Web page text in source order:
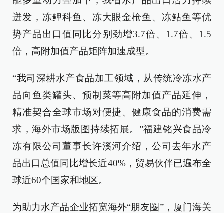
迸发，冻鲤科鱼、冻大眼金枪鱼、冻鲇鱼等优
势产品出口值同比分别劲增3.7倍、1.7倍、1.5
倍，高附加值产品矩阵加速成型。
“我司深耕水产食品加工领域，从传统冷冻水产
品向鱼类罐头、预制菜等高附加值产品延伸，
精准契合全球市场对便捷、健康食品的消费需
求，海外市场版图持续拓展。”福建铭兴食品冷
冻有限公司董事长许溪河介绍，公司去年水产
品出口总值同比增长近40%，贸易伙伴已遍布全
球近60个国家和地区。
为助力水产品企业拓宽海外“朋友圈”，厦门海关